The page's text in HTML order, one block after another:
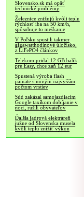
Slovensko.sk má opäť
technické problémy
Železnice znižujú kvôli teplu
rýchlosť iba na 50 km/h,
spôsobuje to meškanie
V Poľsku spustili takmer
gigawatthodinové úložisko,
z LiFePO4 článkov
Telekom pridal 12 GB balík
pre Easy, chce zaň 12 eur
Spustená výroba flash
pamäte s novým najvyšším
počtom vrstiev
Súd zakázal samojazdiacim
Google taxíkom dobíjanie v
noci, rušili obyvateľov
Ďalšia jadrová elektráreň
južne od Slovenska musela
kvôli teplu znížiť výkon